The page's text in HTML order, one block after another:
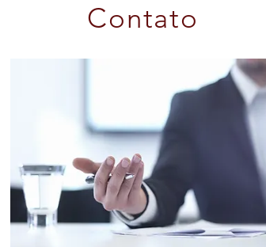
Contato